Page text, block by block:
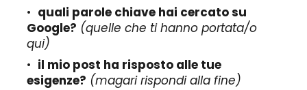
quali parole chiave hai cercato su
Google? (quelle che ti hanno portata/o
qui)
il mio post ha risposto alle tue
esigenze? (magari rispondi alla fine)